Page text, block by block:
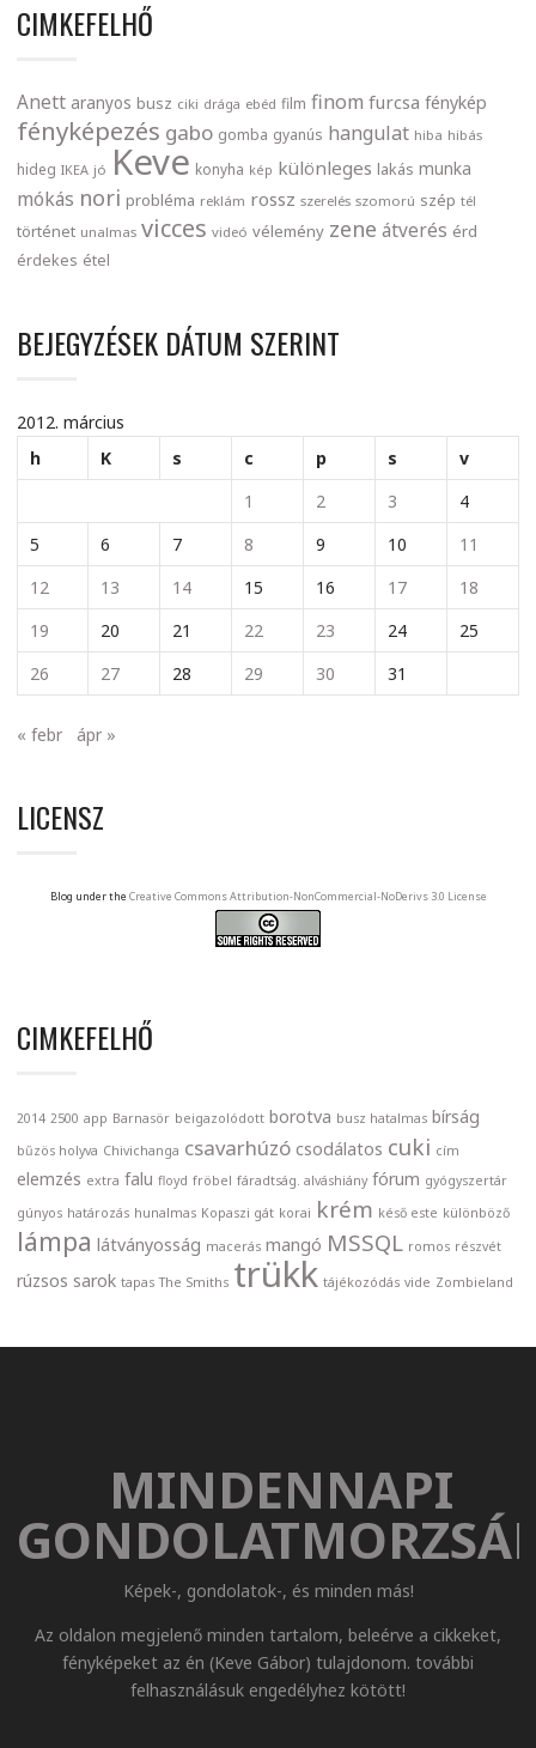
CIMKEFELHŐ
Anett aranyos busz ciki drága ebéd film finom furcsa fénykép
fényképezés gabo gomba gyanús hangulat hiba hibás
hideg IKEA jó Keve konyha kép különleges lakás munka
mókás nori probléma reklám rossz szerelés szomorú szép tél
történet unalmas vicces videó vélemény zene átverés érd
érdekes étel
BEJEGYZÉSEK DÁTUM SZERINT
2012. március
h
K s c p s
v
1
2 3
4
5
6 7 8 9 10
11
12
13 14 15 16 17
18
19
20 21 22 23 24
25
26
27 28 29 30 31
« febr ápr »
LICENSZ
Blog under the Creative Commons Attribution-NonCommercial-NoDerivs 3.0 License
CIMKEFELHŐ
2014 2500 app Barnasör beigazolódott borotva busz hatalmas bírság
bűzös holyva Chivichanga csavarhúzó csodálatos cuki cím
elemzés extra falu floyd fröbel fáradtság. alváshiány fórum gyógyszertár
gúnyos határozás hunalmas Kopaszi gát korai krém késő este különböző
lámpa látványosság macerás mangó MSSQL romos részvét
rúzsos sarok tapas The Smiths trükk tájékozódás vide Zombieland
MINDENNAPI
Képek-, gondolatok-, és minden más!
Az oldalon megjelenő minden tartalom, beleérve a cikkeket,
fényképeket az én (Keve Gábor) tulajdonom. további
felhasználásuk engedélyhez kötött!